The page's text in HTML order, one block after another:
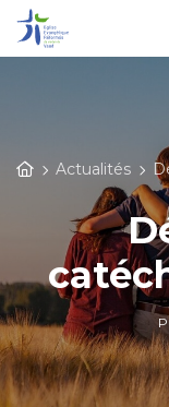
Actualités
Panneau de